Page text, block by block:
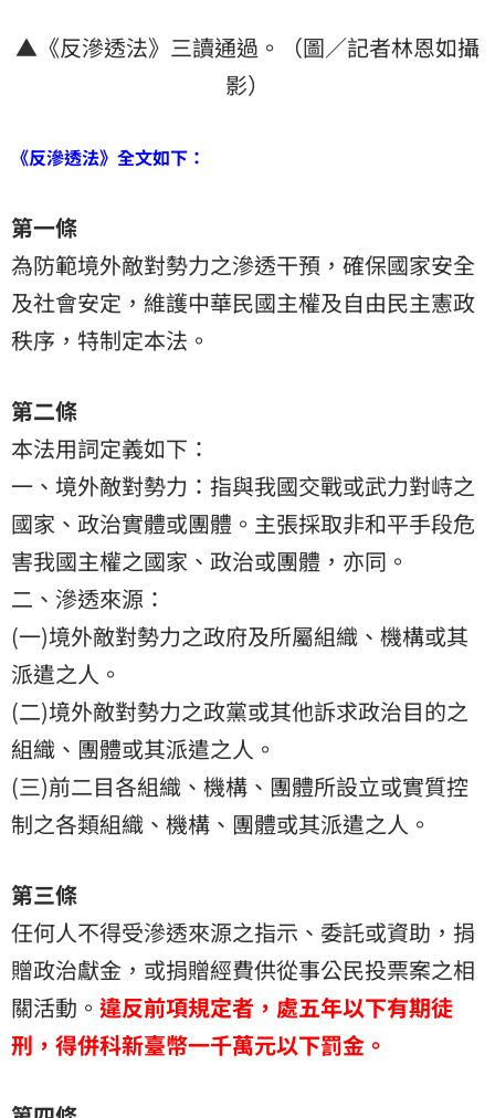
▲《反滲透法》三讀通過。（圖／記者林恩如攝
影）
《反滲透法》全文如下：
第一條
為防範境外敵對勢力之滲透干預，確保國家安全
及社會安定，維護中華民國主權及自由民主憲政
秩序，特制定本法。
第二條
本法用詞定義如下：
一、境外敵對勢力：指與我國交戰或武力對峙之
國家、政治實體或團體。主張採取非和平手段危
害我國主權之國家、政治或團體，亦同。
二、滲透來源：
(一)境外敵對勢力之政府及所屬組織、機構或其
派遣之人。
(二)境外敵對勢力之政黨或其他訴求政治目的之
組織、團體或其派遣之人。
(三)前二目各組織、機構、團體所設立或實質控
制之各類組織、機構、團體或其派遣之人。
第三條
任何人不得受滲透來源之指示、委託或資助，捐
贈政治獻金，或捐贈經費供從事公民投票案之相
關活動。 違反前項規定者，處五年以下有期徒
刑，得併科新臺幣一千萬元以下罰金。